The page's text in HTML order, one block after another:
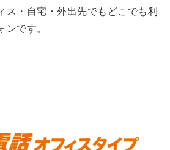
ス・自宅・外出先でもどこでも利
ンです。